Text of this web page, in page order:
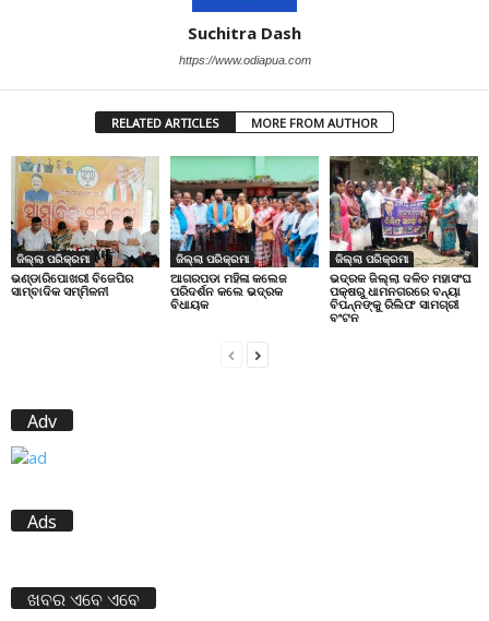
Suchitra Dash
https://www.odiapua.com
RELATED ARTICLES MORE FROM AUTHOR
ଜିଲ୍ଲା ପରିକ୍ରମା
ଭଣ୍ଡାରିପୋଖରୀ ବିଜେପିର
ସାମ୍ବାଦିକ ସମ୍ମିଳନୀ
ଜିଲ୍ଲା ପରିକ୍ରମା
ଆଗରପଡା ମହିଳା କଲେଜ
ପରିଦର୍ଶନ କଲେ ଭଦ୍ରକ
ବିଧାୟକ
ଜିଲ୍ଲା ପରିକ୍ରମା
ଭଦ୍ରକ ଜିଲ୍ଲା ଦଳିତ ମହାସଂଘ
ପକ୍ଷରୁ ଧାମନଗରରେ ବନ୍ୟା
ବିପନ୍ନଙ୍କୁ ରିଲିଫ ସାମଗ୍ରୀ
ବଂଟନ
Adv
Ads
ଖବର ଏବେ ଏବେ